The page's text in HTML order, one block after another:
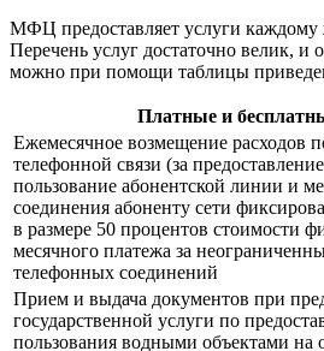
МФЦ предоставляет услуги
Перечень услуг достаточно велик, и
можно при помощи таблицы
Платные и
Ежемесячное возмещение расходов
телефонной связи (за
пользование абонентской линии и
соединения абоненту сети
в размере 50 процентов стоимости
месячного платежа за
телефонных соединений
Прием и выдача документов при
государственной услуги по
пользования водными объектами на